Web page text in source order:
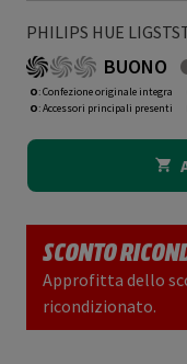
PHILIPS HUE
BUONO
O: Confezione originale integra
O: Accessori principali presenti
SCONTO
Approfitta dello
ricondizionato.